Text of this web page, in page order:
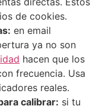
de cookies.
en email
ya no son
hacen que los
frecuencia. Usa
reales.
calibrar: si tu